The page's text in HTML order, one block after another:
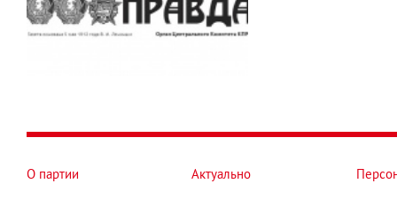
О партии Актуально